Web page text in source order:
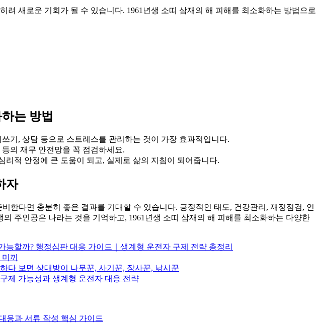
새로운 기회가 될 수 있습니다. 1961년생 소띠 삼재의 해 피해를 최소화하는 방법으로
는 방법
기, 상담 등으로 스트레스를 관리하는 것이 가장 효과적입니다.
의 재무 안전망을 꼭 점검하세요.
리적 안정에 큰 도움이 되고, 실제로 삶의 지침이 되어줍니다.
자
한다면 충분히 좋은 결과를 기대할 수 있습니다. 긍정적인 태도, 건강관리, 재정점검, 인
주인공은 나라는 것을 기억하고, 1961년생 소띠 삼재의 해 피해를 최소화하는 다양한
능할까? 행정심판 대응 가이드｜생계형 운전자 구제 전략 총정리
끼
다 보면 상대방이 나무꾼, 사기꾼, 장사꾼, 낚시꾼
구제 가능성과 생계형 운전자 대응 전략
응과 서류 작성 핵심 가이드